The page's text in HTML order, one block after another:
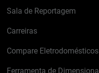
Sala de Reportagem
Carreiras
Compare
Ferramenta de